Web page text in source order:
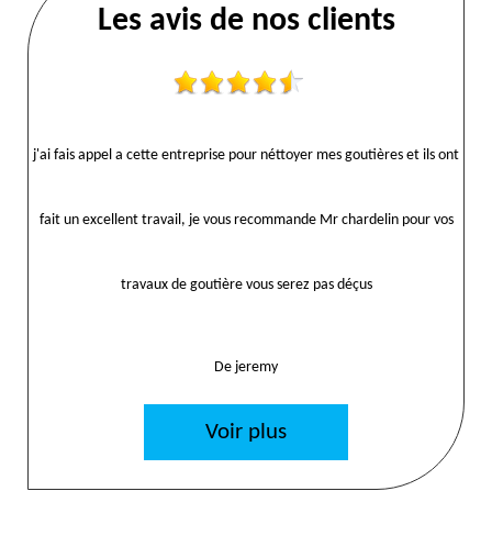
Les avis de nos clients
j'ai fais appel a cette entreprise pour néttoyer mes goutières et ils ont
fait un excellent travail, je vous recommande Mr chardelin pour vos
travaux de goutière vous serez pas déçus
De jeremy
Voir plus